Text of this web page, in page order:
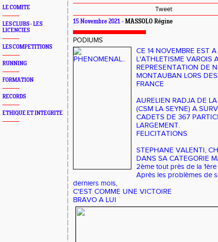
LE COMITE
LES CLUBS - LES
LICENCIES
LES COMPETITIONS
RUNNING
FORMATION
RECORDS
ETHIQUE ET INTEGRITE
Tweet
15 Novembre 2021 - MASSOLO Régine
PODIUMS
CE 14 NOVEMBRE EST
L'ATHLETISME VAROIS
REPRESENTATION DE
MONTAUBAN LORS
FRANCE
AURELIEN RADJA DE
(CSM LA SEYNE) A
CADETS DE 367
LARGEMENT.
FELICITATIONS
STEPHANE VALENTI,
DANS SA CATEGORIE
2ème tout près de la 1ère
Après les problèmes de
derniers mois,
C'EST COMME UNE VICTOIRE
BRAVO A LUI